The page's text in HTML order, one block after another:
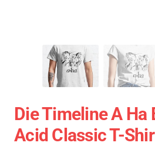
Die Timeline A Ha
Acid Classic T-